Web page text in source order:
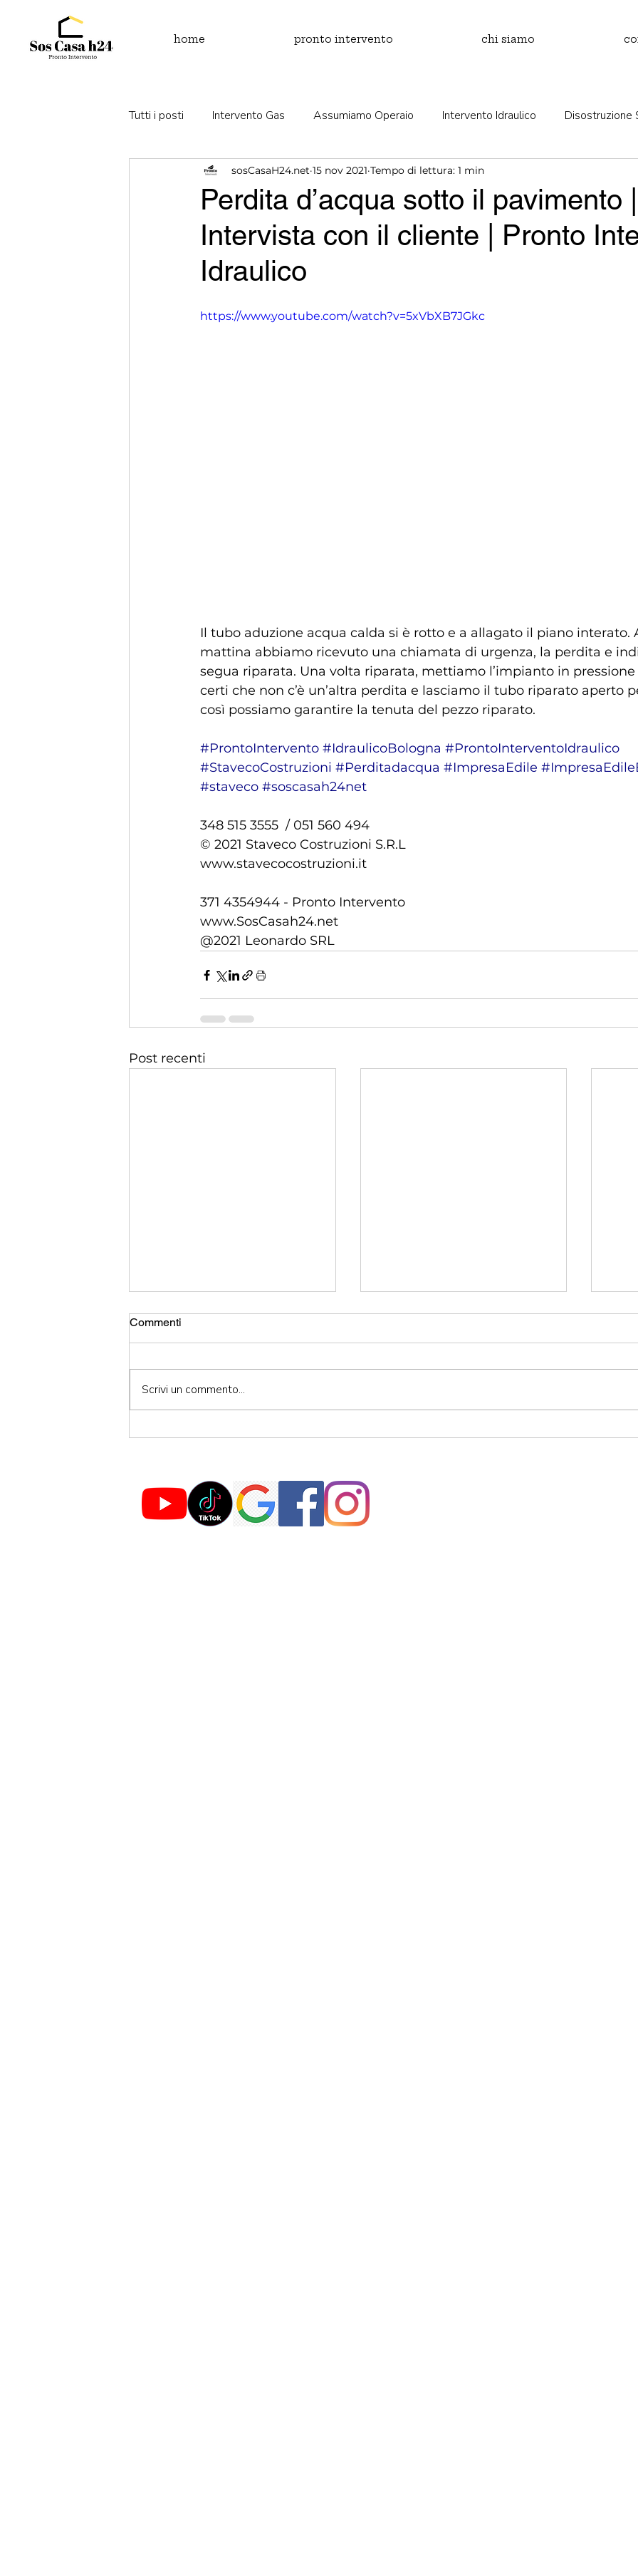
home pronto intervento chi siamo
Tutti i posti Intervento Gas Assumiamo Operaio Intervento Idraulico Disostruzione
Perdita d'acqua Fuga di gas
Perdita d’acqua sotto il pavimento |
Intervista con il cliente | Pronto
Idraulico
sosCasaH24.net 15 nov 2021 Tempo di lettura: 1 min
https://www.youtube.com/watch?v=5xVbXB7JGkc
Il tubo aduzione acqua calda si è rotto e a allagato il piano interato.
mattina abbiamo ricevuto una chiamata di urgenza, la perdita e
segua riparata. Una volta riparata, mettiamo l’impianto in pressione
certi che non c’è un’altra perdita e lasciamo il tubo riparato aperto
così possiamo garantire la tenuta del pezzo riparato.
#ProntoIntervento #IdraulicoBologna #ProntoInterventoIdraulico
#StavecoCostruzioni #Perditadacqua #ImpresaEdile
#staveco #soscasah24net
348 515 3555  / 051 560 494
© 2021 Staveco Costruzioni S.R.L
www.stavecocostruzioni.it
371 4354944 - Pronto Intervento
www.SosCasah24.net
@2021 Leonardo SRL
Post recenti
Commenti
Scrivi un commento...